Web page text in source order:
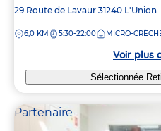
Adresse
la
29 Route de Lavaur 31240 L'Union
DISTANCE
6,0 KM 5:30-22:00 MICRO-
Voir plus
Sélectionnée
Partenaire